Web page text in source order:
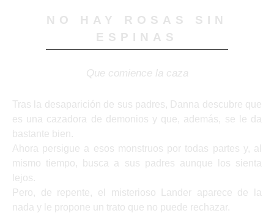
NO HAY ROSAS SIN
ESPINAS
Que comience la caza
Tras la desaparición de sus padres, Danna descubre que
es una cazadora de demonios y que, además, se le da
bastante bien.
Ahora persigue a esos monstruos por todas partes y, al
mismo tiempo, busca a sus padres aunque los sienta
lejos.
Pero, de repente, el misterioso Lander aparece de la
nada y le propone un trato que no puede rechazar.